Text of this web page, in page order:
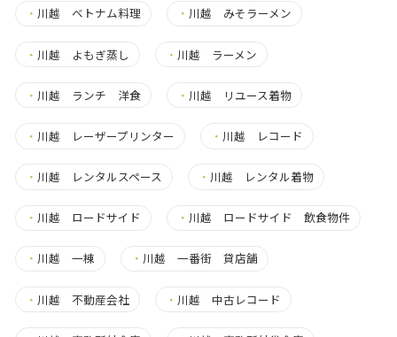
・ 川越 ベトナム料理 ・ 川越 みそラーメン
・ 川越 よもぎ蒸し ・ 川越 ラーメン
・ 川越 ランチ 洋食 ・ 川越 リユース着物
・ 川越 レーザープリンター ・ 川越 レコード
・ 川越 レンタルスペース ・ 川越 レンタル着物
・ 川越 ロードサイド ・ 川越 ロードサイド 飲食物件
・ 川越 一棟 ・ 川越 一番街 貸店舗
・ 川越 不動産会社 ・ 川越 中古レコード